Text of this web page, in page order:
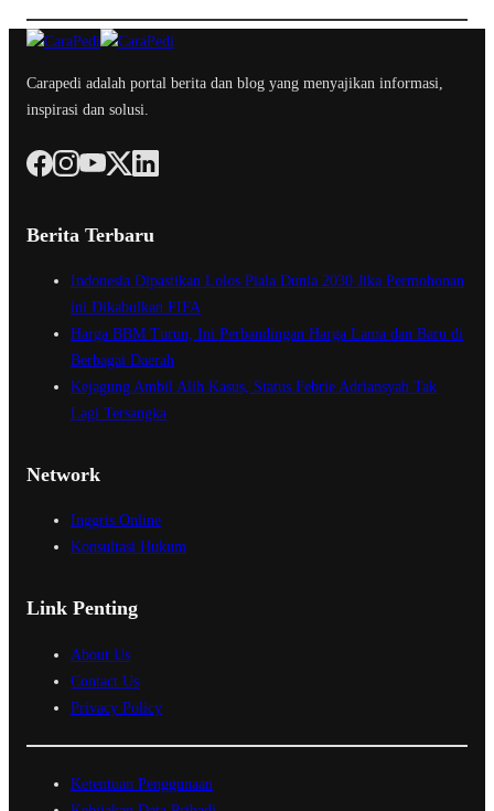
Carapedi adalah portal berita dan blog yang menyajikan informasi,
inspirasi dan solusi.
Berita Terbaru
Indonesia Dipastikan Lolos Piala Dunia 2030 Jika Permohonan
ini Dikabulkan FIFA
Harga BBM Turun, Ini Perbandingan Harga Lama dan Baru di
Berbagai Daerah
Kejagung Ambil Alih Kasus, Status Febrie Adriansyah Tak
Lagi Tersangka
Network
Inggris Online
Konsultasi Hukum
Link Penting
About Us
Contact Us
Privacy Policy
Ketentuan Penggunaan